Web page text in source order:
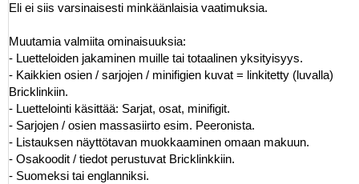
Eli ei siis varsinaisesti minkäänlaisia vaatimuksia.
Muutamia valmiita ominaisuuksia:
- Luetteloiden jakaminen muille tai totaalinen yksityisyys.
- Kaikkien osien / sarjojen / minifigien kuvat = linkitetty (luvalla)
Bricklinkiin.
- Luettelointi käsittää: Sarjat, osat, minifigit.
- Sarjojen / osien massasiirto esim. Peeronista.
- Listauksen näyttötavan muokkaaminen omaan makuun.
- Osakoodit / tiedot perustuvat Bricklinkkiin.
- Suomeksi tai englanniksi.